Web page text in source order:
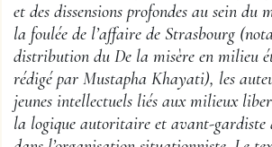
et des dissensions profondes au sein du
la foulée de l’affaire de Strasbourg
distribution du De la misère en milieu
rédigé par Mustapha Khayati), les
jeunes intellectuels liés aux milieux
la logique autoritaire et avant-gardiste